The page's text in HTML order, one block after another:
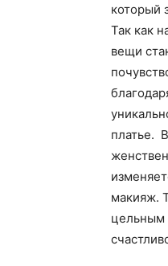
который
Так как
вещи
платье.
макияж.
цельным